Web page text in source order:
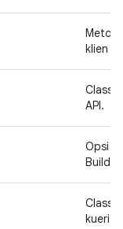
klien
Class
API.
Opsi
Build
Class
kueri